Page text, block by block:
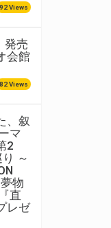
92 Views
発売
会館
82 Views
、叙
マ
2
～
物
直
レゼ